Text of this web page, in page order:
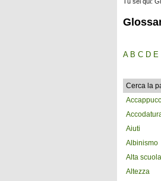
A B C D E
Cerca la
Aiuti
Albinismo
Alta scuola
Altezza